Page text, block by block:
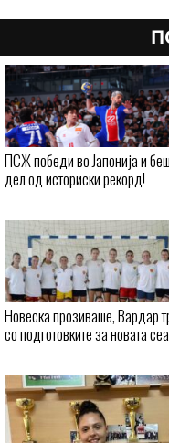
ПСЖ победи во Јапонија и
дел од историски рекорд!
Новеска прозиваше, Вардар
со подготовките за новата